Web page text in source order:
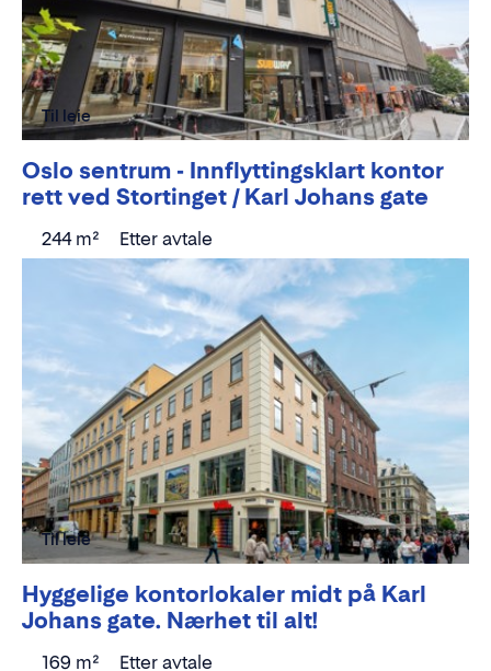
Oslo sentrum - Innflyttingsklart kontor
rett ved Stortinget / Karl Johans gate
244 m² Etter avtale
Til leie
Hyggelige kontorlokaler midt på Karl
Johans gate. Nærhet til alt!
169 m² Etter avtale
Til leie